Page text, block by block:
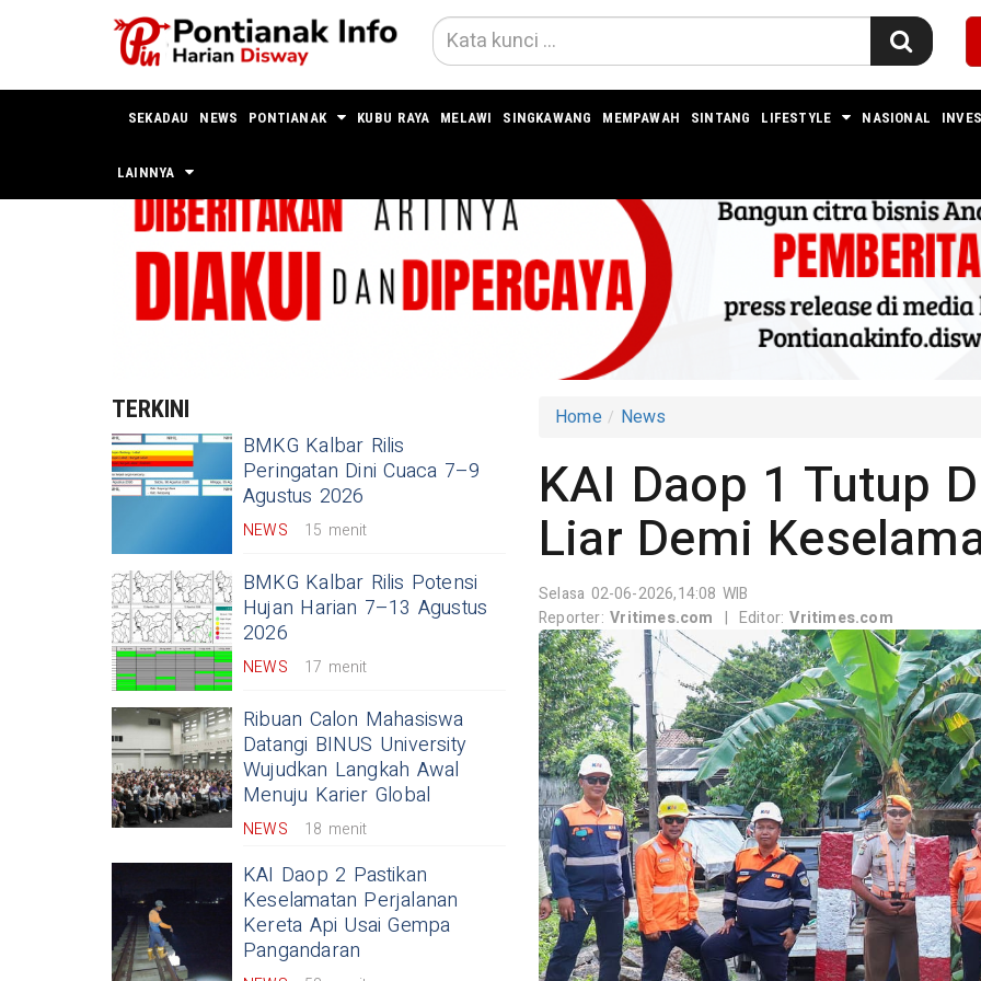
SEKADAU NEWS PONTIANAK KUBU RAYA MELAWI SINGKAWANG MEMPAWAH SINTANG LIFESTYLE NASIONAL
LAINNYA
TERKINI
BMKG Kalbar Rilis
Peringatan Dini Cuaca 7–9
Agustus 2026
NEWS 15 menit
BMKG Kalbar Rilis Potensi
Hujan Harian 7–13 Agustus
2026
NEWS 17 menit
Ribuan Calon Mahasiswa
Datangi BINUS University
Wujudkan Langkah Awal
Menuju Karier Global
NEWS 18 menit
KAI Daop 2 Pastikan
Keselamatan Perjalanan
Kereta Api Usai Gempa
Pangandaran
Home News
KAI Daop 1 Tutup
Liar Demi
Selasa 02-06-2026,14:08 WIB
Reporter:Vritimes.com | Editor:Vritimes.com